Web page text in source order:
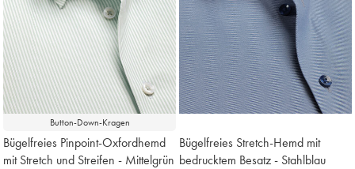
Button-Down-Kragen
Bügelfreies Pinpoint-Oxfordhemd
mit Stretch und Streifen - Mittelgrün
Bügelfreies Stretch-Hemd mit
bedrucktem Besatz - Stahlblau